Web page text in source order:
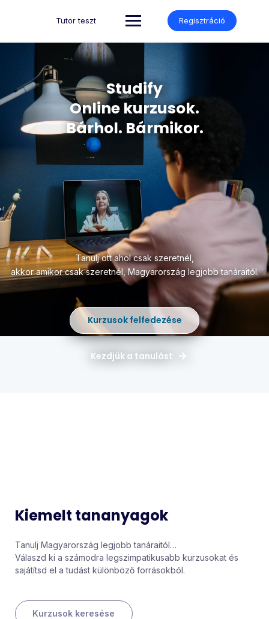
Tutor teszt Regisztráció
Studify
Online kurzusok.
Bárhol. Bármikor.
Tanulj ott ahol csak szeretnél,
akkor amikor csak szeretnél,Magyarország legjobb tanáraitól.
Kurzusok felfedezése
Kezdjük a tanulást
Kiemelt tananyagok
Tanulj Magyarország legjobb tanáraitól…
Válaszd ki a számodra legszimpatikusabb kurzusokat és
sajátítsd el a tudást különböző forrásokból.
Kurzusok keresése